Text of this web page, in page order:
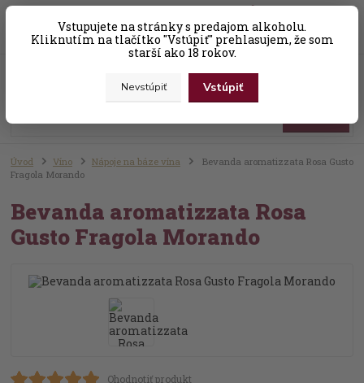
Vstupujete na stránky s predajom alkoholu.
Kliknutím na tlačítko "Vstúpiť" prehlasujem, že som
starší ako 18 rokov.
Nevstúpiť Vstúpiť
+421 (0) 31 56 25 377-8 za0,00 EUR
Úvod Víno Nápoje na báze vína
Bevanda aromatizzata Rosa Gusto
Fragola Morando
Bevanda aromatizzata Rosa
Gusto Fragola Morando
Ohodnotiť produkt